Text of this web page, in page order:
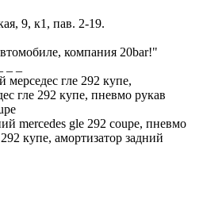
9, к1, пав. 2-19.
компания 20bar!"
мерседес гле 292 купе,
гле 292 купе, пневмо рукав
mercedes gle 292 coupe, пневмо
купе, амортизатор задний